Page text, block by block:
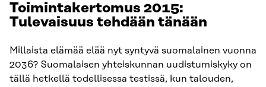
Toimintakertomus 2015:
Tulevaisuus tehdään tänään
Millaista elämää elää nyt syntyvä suomalainen vuonna
2036? Suomalaisen yhteiskunnan uudistumiskyky on
tällä hetkellä todellisessa testissä, kun talouden,